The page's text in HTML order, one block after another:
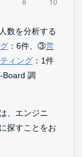
数を分析する
：6件、③営
ィング：1件
調
、エンジニ
探すことをお